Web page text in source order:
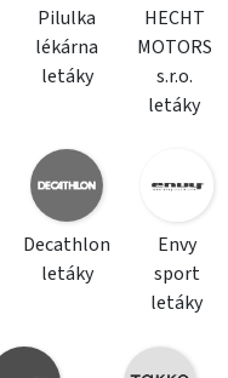
Pilulka
lékárna
letáky
HECHT
MOTORS
s.r.o.
letáky
Decathlon
letáky
Envy
sport
letáky